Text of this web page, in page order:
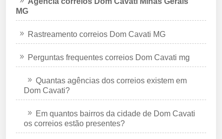
MG
Rastreamento correios Dom Cavati MG
Perguntas frequentes correios Dom Cavati mg
Quantas agências dos correios existem em
Dom Cavati?
Em quantos bairros da cidade de Dom Cavati
os correios estão presentes?